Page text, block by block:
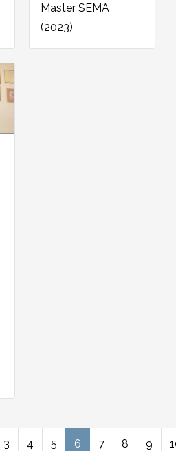
Master SEMA
(2023)
3 4 5 6 7 8 9